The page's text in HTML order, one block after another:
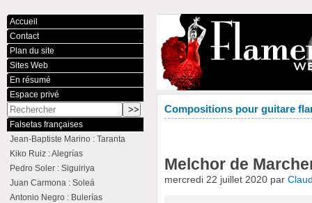
Compositions pour guitare
Melchor de
mercredi 22 juillet 2020 par
Accueil
Contact
Plan du site
Sites Web
En résumé
Espace privé
Falsetas françaises
Jean-Baptiste Marino : Taranta
Kiko Ruiz : Alegrías
Pedro Soler : Siguiriya
Juan Carmona : Soleá
Antonio Negro : Bulerías